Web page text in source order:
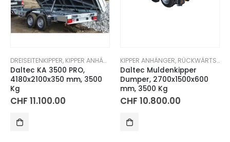
DREISEITENKIPPER, KIPPER ANHÄNGER
Daltec KA 3500 PRO,
4180x2100x350 mm, 3500
Kg
CHF 11.100.00
KIPPER ANHÄNGER, RÜCKWÄRTSKIPPER
Daltec Muldenkipper
Dumper, 2700x1500x600
mm, 3500 Kg
CHF 10.800.00